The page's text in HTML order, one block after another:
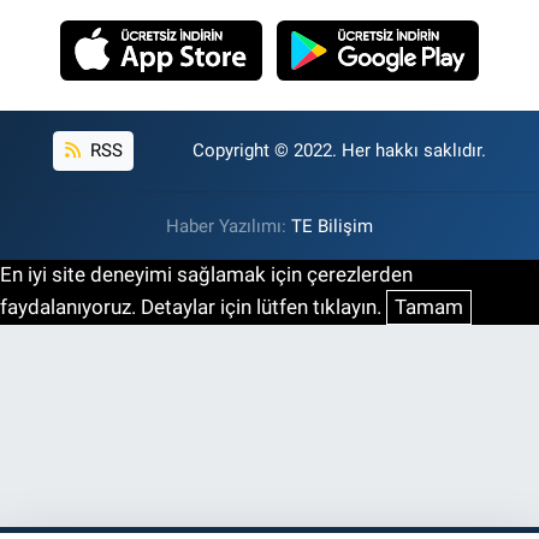
RSS Copyright © 2022. Her hakkı saklıdır.
Haber Yazılımı: TE Bilişim
En iyi site deneyimi sağlamak için çerezlerden
faydalanıyoruz. Detaylar için lütfen tıklayın. Tamam